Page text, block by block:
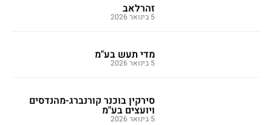
זהרלאב
5 בינואר 2026
מדי תעש בע"מ
5 בינואר 2026
סירקין בוכנר קורנברג-מהנדסים
ויועצים בע"מ
5 בינואר 2026